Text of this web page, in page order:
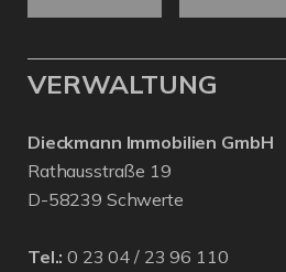
VERWALTUNG
Dieckmann Immobilien GmbH
Rathausstraße 19
D-58239 Schwerte
Tel.: 0 23 04 / 23 96 110